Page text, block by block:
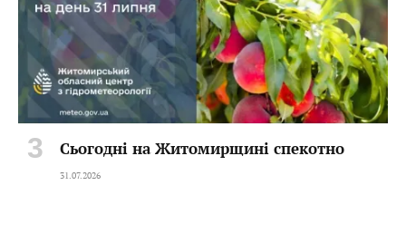
Сьогодні на Житомирщині спекотно
31.07.2026